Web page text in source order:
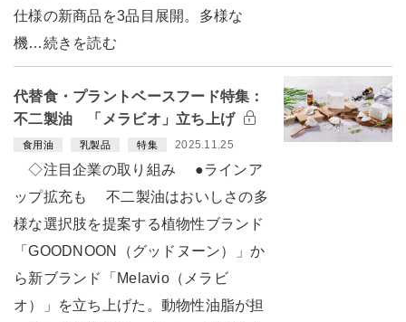
仕様の新商品を3品目展開。多様な
機…続きを読む
代替食・プラントベースフード特集：
不二製油 「メラビオ」立ち上げ
食用油 乳製品 特集 2025.11.25
◇注目企業の取り組み ●ラインア
ップ拡充も 不二製油はおいしさの多
様な選択肢を提案する植物性ブランド
「GOODNOON（グッドヌーン）」か
ら新ブランド「Melavio（メラビ
オ）」を立ち上げた。動物性油脂が担